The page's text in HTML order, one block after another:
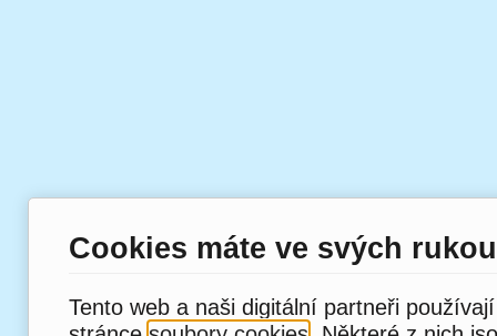
Cookies máte ve svých rukou
Tento web a naši digitální partneři